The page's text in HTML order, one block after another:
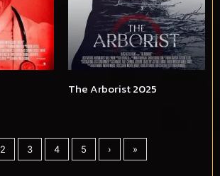
The Arborist 2025
2 3 4 5 › »